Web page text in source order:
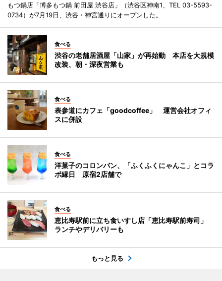
もつ鍋店「博多もつ鍋 前田屋 渋谷店」（渋谷区神南1、TEL 03-5593-
0734）が7月19日、渋谷・神宮通りにオープンした。
食べる
渋谷の老舗居酒屋「山家」が再始動 本店を大規模
改装、朝・深夜営業も
食べる
表参道にカフェ「goodcoffee」 運営会社オフィ
スに併設
食べる
洋菓子のコロンバン、「ふくふくにゃんこ」とコラ
ボ縁日 原宿2店舗で
食べる
恵比寿駅前に立ち食いすし店「恵比寿駅前寿司」
ランチやデリバリーも
もっと見る